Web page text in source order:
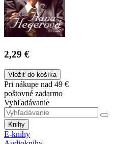
2,29 €
Vložiť do košíka
Pri nákupe nad 49 €
poštovné zadarmo
Vyhľadávanie
Knihy
E-knihy